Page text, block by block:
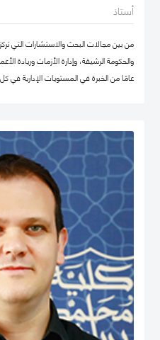
أستاذ
من بين مجالات البحث والاستشارات التي تركز
عامًا من الخبرة في المستويات الإدارية في
أمضت قبل ذلك أكثر من عقد في جامعة
وهي واحدة من أوائل الجامعات الخاصة في
نائب العميد ومدير برنامج الماجستير في
ولجان الاعتماد في كل من الإمارات العربية
التواصل مع المؤسسات. عاشت في الولايات
البروفيسور ستيفنز عضو في العديد من
عمل حول أخلاقيات الذكاء الاصطناعي في IEEE SA